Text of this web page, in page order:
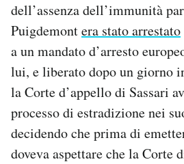
dell’assenza dell’immunità
Puigdemontera stato arrestato
a un mandato d’arresto
lui, e liberato dopo un giorno
la Corte d’appello di Sassari
processo di estradizione nei
decidendo che prima di
doveva aspettare che la Corte